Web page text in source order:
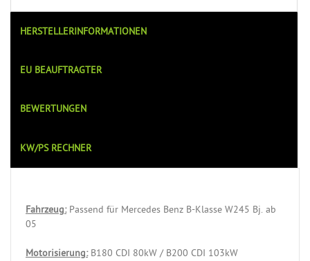
HERSTELLERINFORMATIONEN
EU BEAUFTRAGTER
BEWERTUNGEN
KW/PS RECHNER
Fahrzeug:Passend für Mercedes Benz B-Klasse W245 Bj. ab
05
Motorisierung:B180 CDI 80kW / B200 CDI 103kW